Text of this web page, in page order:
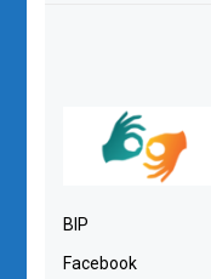
BIP
Facebook